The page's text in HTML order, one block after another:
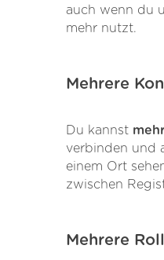
auch wenn du
mehr nutzt.
Mehrere
Du kannst
verbinden und
einem Ort
zwischen
Mehrere